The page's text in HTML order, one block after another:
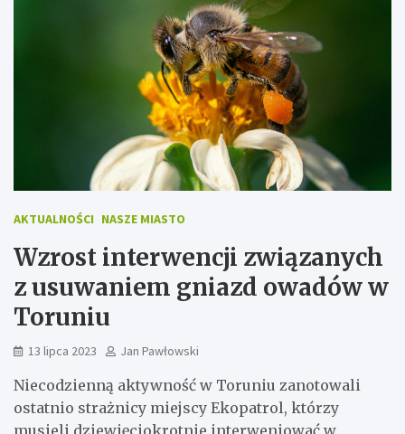
AKTUALNOŚCI NASZE MIASTO
Wzrost interwencji związanych
z usuwaniem gniazd owadów w
Toruniu
13 lipca 2023 Jan Pawłowski
Niecodzienną aktywność w Toruniu zanotowali
ostatnio strażnicy miejscy Ekopatrol, którzy
musieli dziewięciokrotnie interweniować w